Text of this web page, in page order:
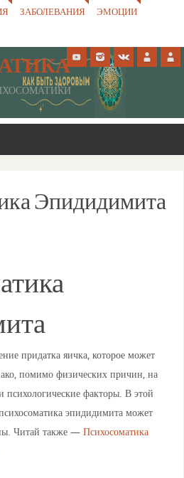
ЗАБОЛЕВАНИЯ
ЭМОЦИИ
Эпидидимита
придатка яичка, которое может
помимо физических причин, на
психологические факторы. В этой
эпидидимита может
Читай также — Психосоматика